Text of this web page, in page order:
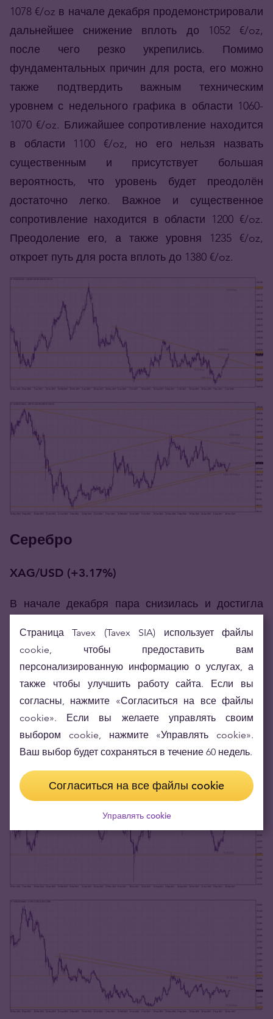
1078 €/oz в начале декабря продемонстрировали
дальнейшее снижение вплоть до 1052 €/oz,
после чего резко укрепились. Помимо
фундаментальных причин для роста, его можно
также подтвердить важным техническим
уровнем с недельного графика в области 1060-
1070 €/oz. Ближайшее сопротивление находится
в области 1100 €/oz, но его нельзя назвать
существенным и присутствует большая
вероятность, что уровень будет преодолён
достаточно легко. Важное и существенное
сопротивление находится в области 1200 €/oz.
Преодоление его, а также уровня 1235 €/oz,
откроет путь для роста вплоть до 1380 €/oz.
Серебро
XAG/USD (+3.17%)
В начале декабря пара снизилась и достигла
выросли до уровня 17 $/oz.
Дневной график: уровень поддержки в области
15.50 $/oz и уровень сопротивления в области
18.50 $/oz.
Недельный график: уровень поддержки в
области 13.50 $/oz и уровень сопротивления в
области 20.30 $/oz.
Страница Tavex (Tavex SIA) использует файлы
cookie, чтобы предоставить вам
персонализированную информацию о услугах, а
также чтобы улучшить работу сайта. Если вы
согласны, нажмите «Согласиться на все файлы
cookie». Если вы желаете управлять своим
выбором cookie, нажмите «Управлять cookie».
Ваш выбор будет сохраняться в течение 60 недель.
Согласиться на все файлы cookie
Управлять cookie